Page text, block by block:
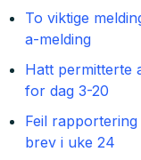
To viktige
a-melding
Hatt permitterte
for dag 3-20
Feil
brev i uke 24